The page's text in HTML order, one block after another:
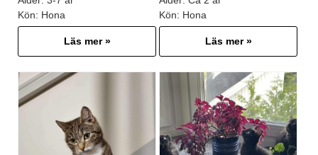
Kön: Hona
Läs mer »
Kön: Hona
Läs mer »